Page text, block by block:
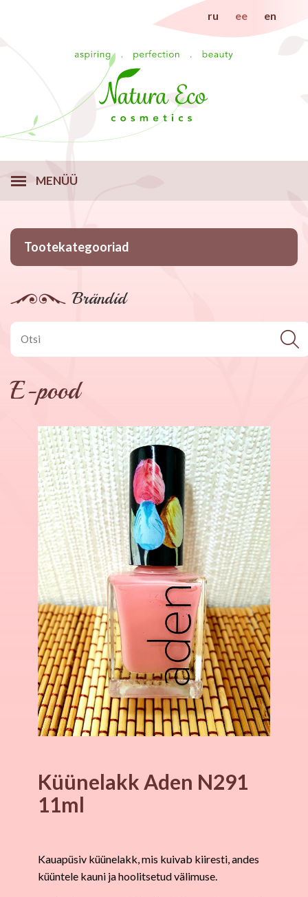
ru ee en
MENÜÜ
Tootekategooriad
Brändid
E-pood
Küünelakk Aden N291
11ml
Kauapüsiv küünelakk, mis kuivab kiiresti, andes
küüntele kauni ja hoolitsetud välimuse.